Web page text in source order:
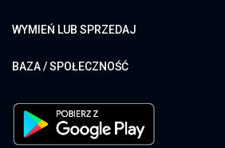
WYMIEŃ LUB SPRZEDAJ
BAZA / SPOŁECZNOŚĆ